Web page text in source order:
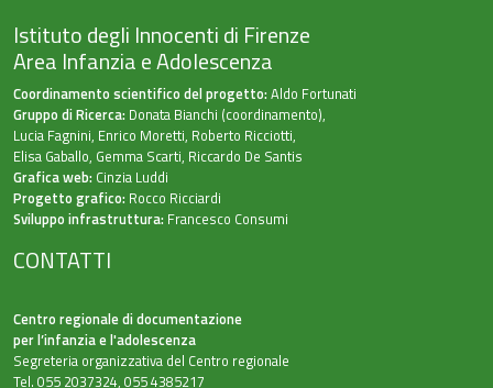
Istituto degli Innocenti di Firenze
Area Infanzia e Adolescenza
Coordinamento scientifico del progetto: Aldo Fortunati
Gruppo di Ricerca: Donata Bianchi (coordinamento),
Lucia Fagnini, Enrico Moretti, Roberto Ricciotti,
Elisa Gaballo, Gemma Scarti, Riccardo De Santis
Grafica web: Cinzia Luddi
Progetto grafico: Rocco Ricciardi
Sviluppo infrastruttura: Francesco Consumi
CONTATTI
Centro regionale di documentazione
per l’infanzia e l'adolescenza
Segreteria organizzativa del Centro regionale
Tel. 055 2037324, 055 4385217